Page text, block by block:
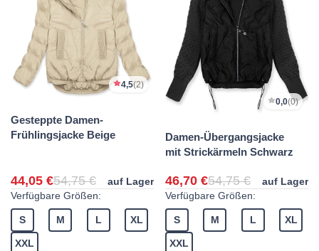
4,5(2)
Gesteppte Damen-
Frühlingsjacke Beige
44,05 €54,75 €
auf Lager
Verfügbare Größen:
S M L XL
XXL
0,0(0)
Damen-Übergangsjacke
mit Strickärmeln Schwarz
46,70 €54,75 €
auf Lager
Verfügbare Größen:
S M L XL
XXL